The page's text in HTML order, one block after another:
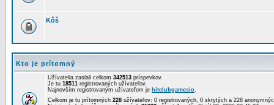
Kôš
Kto je prítomný
Užívatelia zaslali celkom 342513 príspevkov.
Je tu 18511 registrovaných užívateľov.
Najnovším registrovaným užívateľom je hitclubgamesio.
Celkom je tu prítomných 228 užívateľov: 0 registrovaných, 0 skrytých a 228